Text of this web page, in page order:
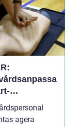
som
liv
agera